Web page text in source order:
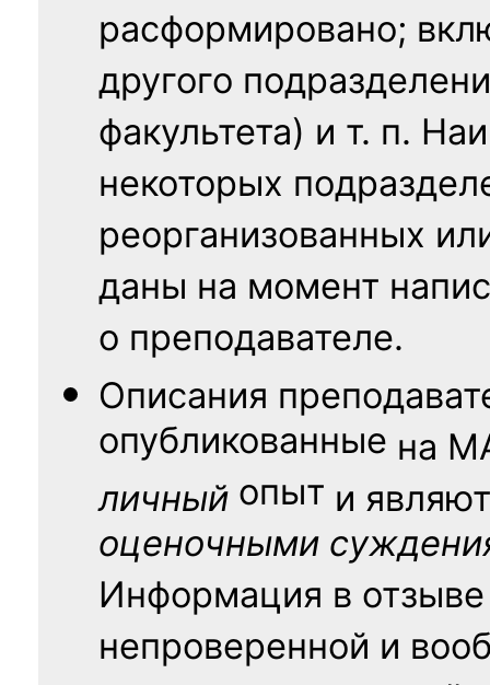
расформировано;
другого
факультета) и т. п.
некоторых
реорганизованных
даны на момент
о преподавателе.
Описания
опубликованные на
личный опыт и
оценочными
Информация в
непроверенной и